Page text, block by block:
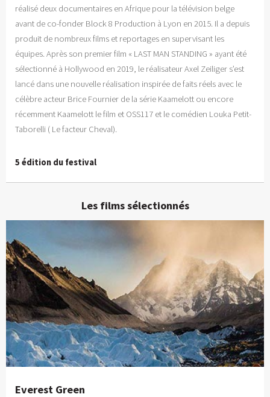
réalisé deux documentaires en Afrique pour la télévision belge
avant de co-fonder Block 8 Production à Lyon en 2015. Il a depuis
produit de nombreux films et reportages en supervisant les
équipes. Après son premier film « LAST MAN STANDING » ayant été
sélectionné à Hollywood en 2019, le réalisateur Axel Zeiliger s’est
lancé dans une nouvelle réalisation inspirée de faits réels avec le
célèbre acteur Brice Fournier de la série Kaamelott ou encore
récemment Kaamelott le film et OSS117 et le comédien Louka Petit-
Taborelli ( Le facteur Cheval).
5 édition du festival
Les films sélectionnés
Everest Green